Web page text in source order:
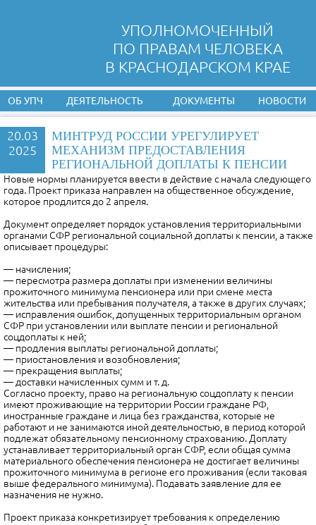
УПОЛНОМОЧЕННЫЙ
ПО ПРАВАМ ЧЕЛОВЕКА
В КРАСНОДАРСКОМ КРАЕ
ОБ УПЧ ДЕЯТЕЛЬНОСТЬ ДОКУМЕНТЫ НОВОСТИ
20.03
2025
МИНТРУД РОССИИ УРЕГУЛИРУЕТ
МЕХАНИЗМ ПРЕДОСТАВЛЕНИЯ
РЕГИОНАЛЬНОЙ ДОПЛАТЫ К ПЕНСИИ
Новые нормы планируется ввести в действие с начала следующего
года. Проект приказа направлен на общественное обсуждение,
которое продлится до 2 апреля.
Документ определяет порядок установления территориальными
органами СФР региональной социальной доплаты к пенсии, а также
описывает процедуры:
— начисления;
— пересмотра размера доплаты при изменении величины
прожиточного минимума пенсионера или при смене места
жительства или пребывания получателя, а также в других случаях;
— исправления ошибок, допущенных территориальным органом
СФР при установлении или выплате пенсии и региональной
соцдоплаты к ней;
— продления выплаты региональной доплаты;
— приостановления и возобновления;
— прекращения выплаты;
— доставки начисленных сумм и т. д.
Согласно проекту, право на региональную соцдоплату к пенсии
имеют проживающие на территории России граждане РФ,
иностранные граждане и лица без гражданства, которые не
работают и не занимаются иной деятельностью, в период которой
подлежат обязательному пенсионному страхованию. Доплату
устанавливает территориальный орган СФР, если общая сумма
материального обеспечения пенсионера не достигает величины
прожиточного минимума в регионе его проживания (если таковая
выше федерального минимума). Подавать заявление для ее
назначения не нужно.
Проект приказа конкретизирует требования к определению